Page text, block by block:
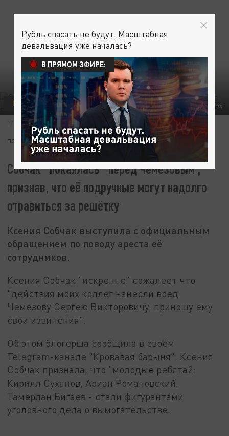
ФОТО: KOMSOMOLSKAYA PRAVDA/GLOBAL LOOK PRESS
ОБЩЕСТВО
17 НОЯБРЯ 18:15
ПОДПИШИТЕСЬ:
Собчак "покаялась" перед Чемезовым ,
признав, что её подручные могут надолго
отравиться за решётку
Ксения Собчак выступила с официальным
обращением по поводу ареста её
сотрудников.
Ксения Собчак "искренне" сожалеет что
"действия моих коллег нанесли вред
Чемезову Сергею Викторовичу, приношу ему
свои извинения".
Об этом блогерша сообщила в своём
Telegram-канале "Кровавая барыня". Ксения
Собчак признала, что "молодые ребята2:
Кирилл Суханов, Ариан Романовский,
Тамерлан Бигаев - стали фигурантами
уголовного дела о вымогательстве.
Рубль спасать не будут. Масштабная
девальвация уже началась?
В ПРЯМОМ ЭФИРЕ: